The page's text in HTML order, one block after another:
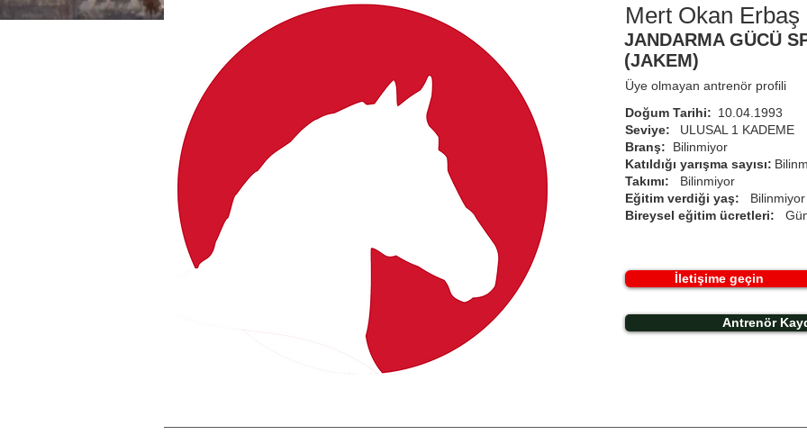
Mert Okan Erbaş
JANDARMA GÜCÜ
(JAKEM)
Üye olmayan antrenör profili
Doğum Tarihi: 10.04.1993
Seviye:
ULUSAL 1 KADEME
Branş:
Bilinmiyor
Katıldığı yarışma sayısı:
Takımı:
Bilinmiyor
Eğitim verdiği yaş:
Bilinmiyor
Bireysel eğitim ücretleri:
İletişime geçin
Antrenör